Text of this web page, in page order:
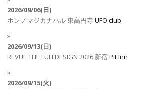
2026/09/06(日)
ホンノマジカナハル東高円寺UFO club
2026/09/13(日)
REVUE THE FULLDESIGN 2026 新宿Pit Inn
2026/09/15(火)